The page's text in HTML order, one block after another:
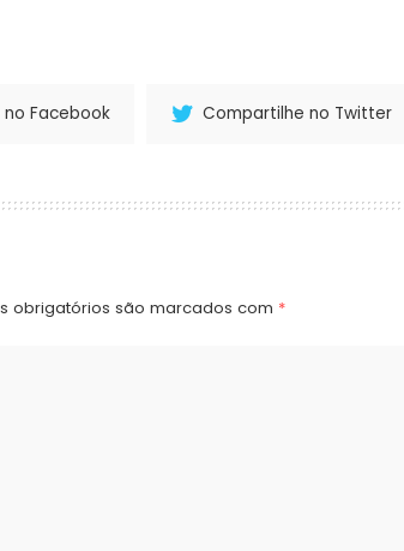
Facebook Compartilhe no Twitter
obrigatórios são marcados com *